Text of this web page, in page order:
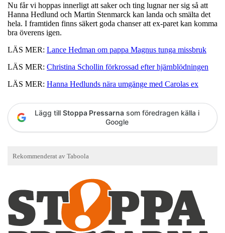
Nu får vi hoppas innerligt att saker och ting lugnar ner sig så att
Hanna Hedlund och Martin Stenmarck kan landa och smälta det
hela. I framtiden finns säkert goda chanser att ex-paret kan komma
bra överens igen.
LÄS MER: Lance Hedman om pappa Magnus tunga missbruk
LÄS MER: Christina Schollin förkrossad efter hjärnblödningen
LÄS MER: Hanna Hedlunds nära umgänge med Carolas ex
Lägg till Stoppa Pressarna som föredragen källa i
Google